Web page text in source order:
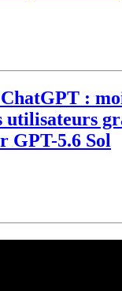
:
utilisateurs
GPT-5.6 Sol